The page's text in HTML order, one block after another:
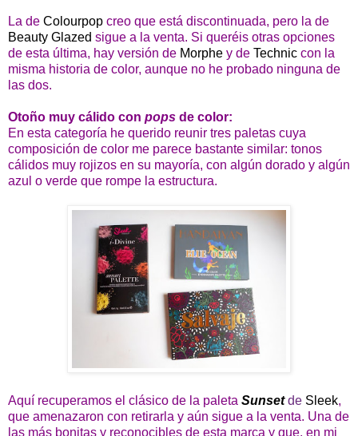
La de Colourpop creo que está discontinuada, pero la de
Beauty Glazed sigue a la venta. Si queréis otras opciones
de esta última, hay versión de Morphe y de Technic con la
misma historia de color, aunque no he probado ninguna de
las dos.
Otoño muy cálido con pops de color:
En esta categoría he querido reunir tres paletas cuya
composición de color me parece bastante similar: tonos
cálidos muy rojizos en su mayoría, con algún dorado y algún
azul o verde que rompe la estructura.
Aquí recuperamos el clásico de la paleta Sunset de Sleek,
que amenazaron con retirarla y aún sigue a la venta. Una de
las más bonitas y reconocibles de esta marca y que, en mi